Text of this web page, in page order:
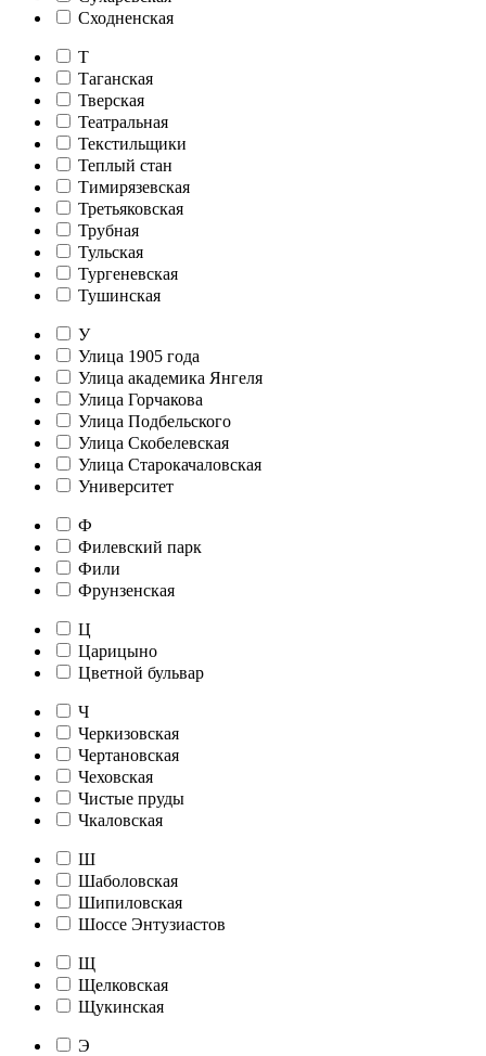
Сходненская
Т
Таганская
Тверская
Театральная
Текстильщики
Теплый стан
Тимирязевская
Третьяковская
Трубная
Тульская
Тургеневская
Тушинская
У
Улица 1905 года
Улица академика Янгеля
Улица Горчакова
Улица Подбельского
Улица Скобелевская
Улица Старокачаловская
Университет
Ф
Филевский парк
Фили
Фрунзенская
Ц
Царицыно
Цветной бульвар
Ч
Черкизовская
Чертановская
Чеховская
Чистые пруды
Чкаловская
Ш
Шаболовская
Шипиловская
Шоссе Энтузиастов
Щ
Щелковская
Щукинская
Э